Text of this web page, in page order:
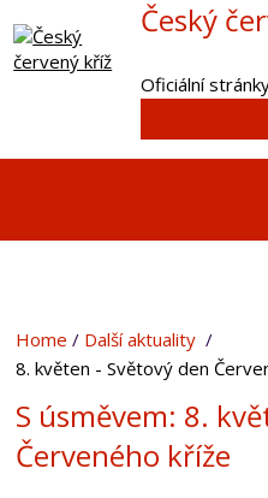
Český
Oficiální
Home
Další aktuality
8. květen - Světový den
S úsměvem: 8.
Červeného kříže